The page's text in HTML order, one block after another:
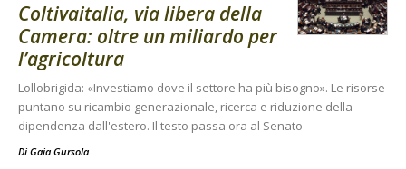
Coltivaitalia, via libera della
Camera: oltre un miliardo per
l’agricoltura
Lollobrigida: «Investiamo dove il settore ha più bisogno». Le risorse
puntano su ricambio generazionale, ricerca e riduzione della
dipendenza dall'estero. Il testo passa ora al Senato
Di Gaia Gursola